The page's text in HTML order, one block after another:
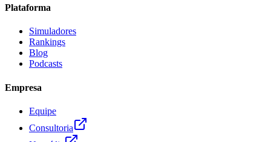
Plataforma
Simuladores
Rankings
Blog
Podcasts
Empresa
Equipe
Consultoria